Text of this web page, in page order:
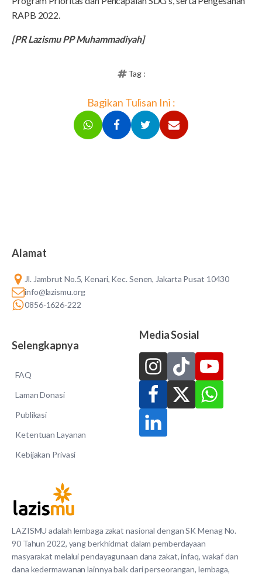
RAPB 2022.
[PR Lazismu PP Muhammadiyah]
Tag :
Bagikan Tulisan Ini :
LAZISMU adalah lembaga zakat nasional dengan SK Menag No.
90 Tahun 2022, yang berkhidmat dalam pemberdayaan
masyarakat melalui pendayagunaan dana zakat, infaq, wakaf dan
dana kedermawanan lainnya baik dari perseorangan, lembaga,
Alamat
Jl. Jambrut No.5, Kenari, Kec. Senen, Jakarta Pusat 10430
info@lazismu.org
0856-1626-222
Selengkapnya
FAQ
Laman Donasi
Publikasi
Ketentuan Layanan
Kebijakan Privasi
Media Sosial